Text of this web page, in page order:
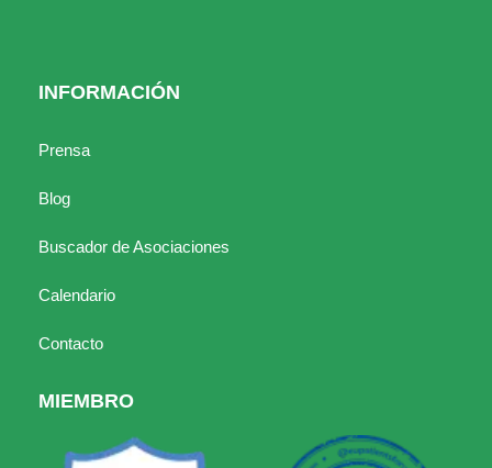
INFORMACIÓN
Prensa
Blog
Buscador de Asociaciones
Calendario
Contacto
MIEMBRO